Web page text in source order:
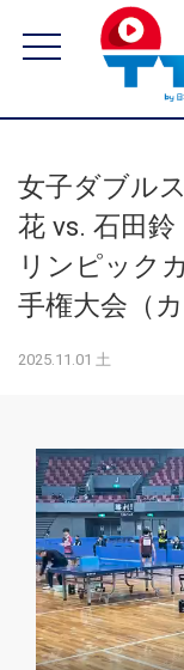
女子ダブル
花 vs. 石田
リンピック
手権大会（
2025.11.01 土